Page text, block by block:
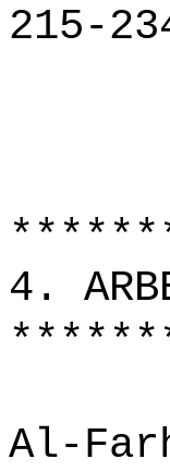
215-
4.
Al-